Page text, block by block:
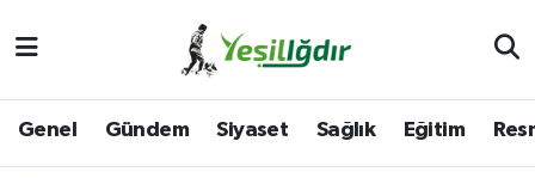
Genel Gündem Siyaset Sağlık Eğitim